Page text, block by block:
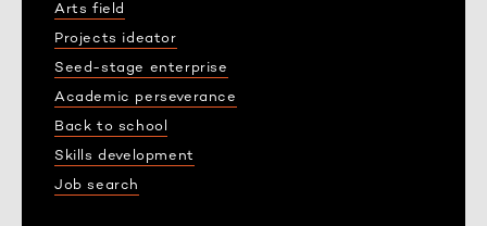
Arts field
Projects ideator
Seed-stage enterprise
Academic perseverance
Back to school
Skills development
Job search